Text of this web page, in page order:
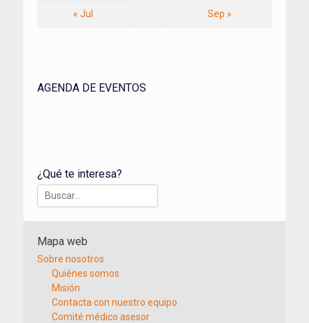
« Jul Sep »
AGENDA DE EVENTOS
¿Qué te interesa?
Buscar:
Mapa web
Sobre nosotros
Quiénes somos
Misión
Contacta con nuestro equipo
Comité médico asesor